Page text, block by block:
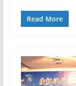
Read More